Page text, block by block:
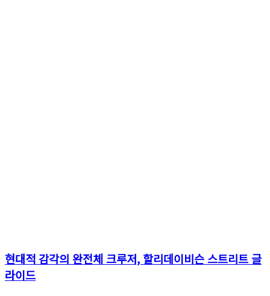
현대적 감각의 완전체 크루저, 할리데이비슨 스트리트 글
라이드